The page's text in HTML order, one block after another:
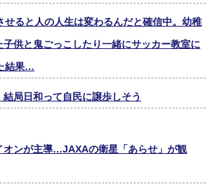
せると人の人生は変わるんだと確信中。幼稚
子供と鬼ごっこしたり一緒にサッカー教室に
結果…
結局日和って自民に譲歩しそう
オンが主導…JAXAの衛星「あらせ」が観